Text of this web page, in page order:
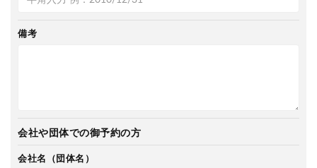
備考
会社や団体での御予約の方
会社名（団体名）